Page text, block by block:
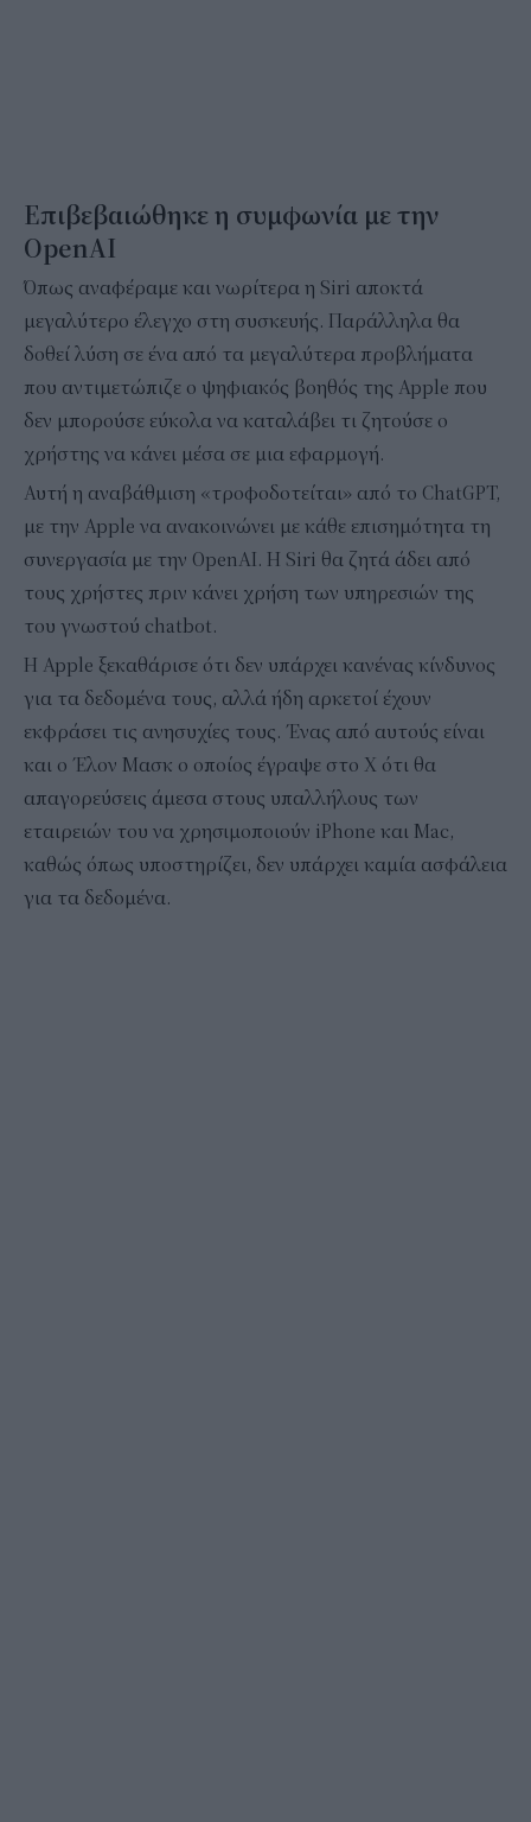
Επιβεβαιώθηκε η συμφωνία με την
OpenAI
Όπως αναφέραμε και νωρίτερα η Siri αποκτά
μεγαλύτερο έλεγχο στη συσκευής. Παράλληλα θα
δοθεί λύση σε ένα από τα μεγαλύτερα προβλήματα
που αντιμετώπιζε ο ψηφιακός βοηθός της Apple που
δεν μπορούσε εύκολα να καταλάβει τι ζητούσε ο
χρήστης να κάνει μέσα σε μια εφαρμογή.
Αυτή η αναβάθμιση «τροφοδοτείται» από το ChatGPT,
με την Apple να ανακοινώνει με κάθε επισημότητα τη
συνεργασία με την OpenAI. Η Siri θα ζητά άδει από
τους χρήστες πριν κάνει χρήση των υπηρεσιών της
του γνωστού chatbot.
Η Apple ξεκαθάρισε ότι δεν υπάρχει κανένας κίνδυνος
για τα δεδομένα τους, αλλά ήδη αρκετοί έχουν
εκφράσει τις ανησυχίες τους. Ένας από αυτούς είναι
και ο Έλον Μασκ ο οποίος έγραψε στο X ότι θα
απαγορεύσεις άμεσα στους υπαλλήλους των
εταιρειών του να χρησιμοποιούν iPhone και Mac,
καθώς όπως υποστηρίζει, δεν υπάρχει καμία ασφάλεια
για τα δεδομένα.